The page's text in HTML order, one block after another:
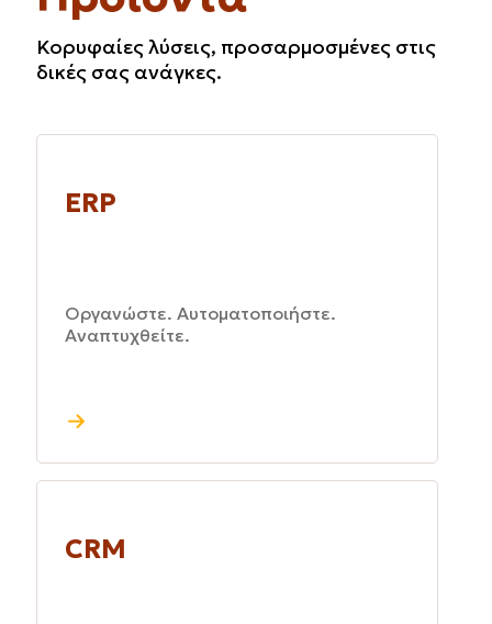
Κορυφαίες λύσεις, προσαρμοσμένες στις
δικές σας ανάγκες.
ERP
Οργανώστε. Αυτοματοποιήστε.
Αναπτυχθείτε.
CRM